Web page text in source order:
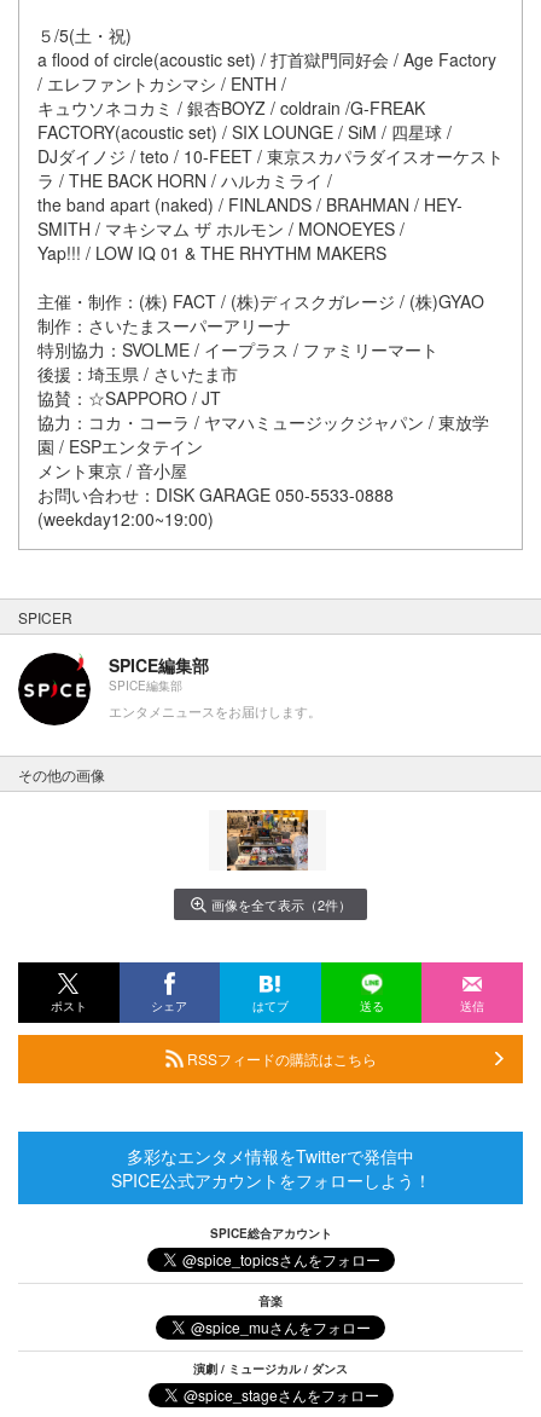
５/5(土・祝)
a flood of circle(acoustic set) / 打首獄門同好会 / Age Factory
/ エレファントカシマシ / ENTH /
キュウソネコカミ / 銀杏BOYZ / coldrain /G-FREAK
FACTORY(acoustic set) / SIX LOUNGE / SiM / 四星球 /
DJダイノジ / teto / 10-FEET / 東京スカパラダイスオーケスト
ラ / THE BACK HORN / ハルカミライ /
the band apart (naked) / FINLANDS / BRAHMAN / HEY-
SMITH / マキシマム ザ ホルモン / MONOEYES /
Yap!!! / LOW IQ 01 & THE RHYTHM MAKERS
主催・制作：(株) FACT / (株)ディスクガレージ / (株)GYAO
制作：さいたまスーパーアリーナ
特別協力：SVOLME / イープラス / ファミリーマート
後援：埼玉県 / さいたま市
協賛：☆SAPPORO / JT
協力：コカ・コーラ / ヤマハミュージックジャパン / 東放学
園 / ESPエンタテイン
メント東京 / 音小屋
お問い合わせ：DISK GARAGE 050-5533-0888
(weekday12:00~19:00)
SPICER
SPICE編集部
SPICE編集部
エンタメニュースをお届けします。
その他の画像
画像を全て表示（2件）
ポスト シェア はてブ 送る 送信
RSSフィードの購読はこちら
多彩なエンタメ情報をTwitterで発信中
SPICE公式アカウントをフォローしよう！
SPICE総合アカウント
音楽
演劇 / ミュージカル / ダンス